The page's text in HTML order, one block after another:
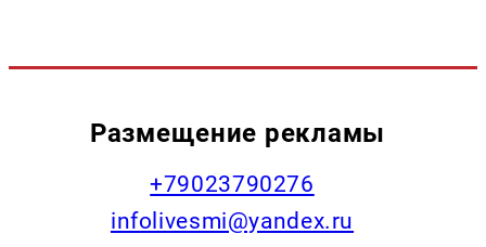
Размещение рекламы
+79023790276
infolivesmi@yandex.ru